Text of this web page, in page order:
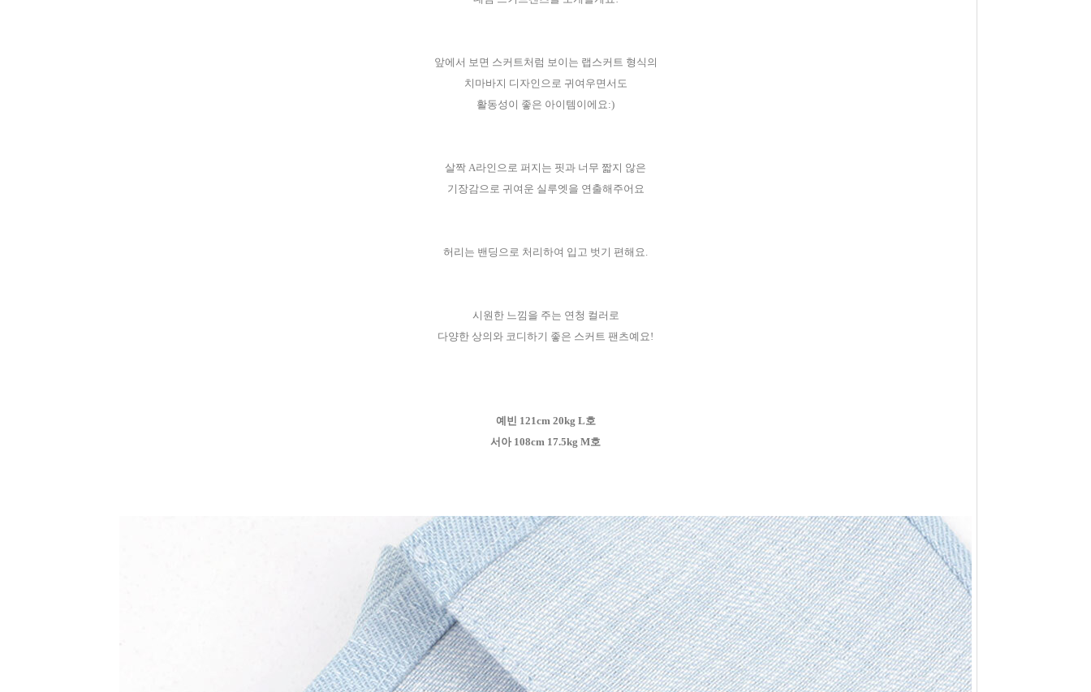
앞에서 보면 스커트처럼 보이는 랩스커트 형식의
치마바지 디자인으로 귀여우면서도
활동성이 좋은 아이템이에요:)
살짝 A라인으로 퍼지는 핏과 너무 짧지 않은
기장감으로 귀여운 실루엣을 연출해주어요
허리는 밴딩으로 처리하여 입고 벗기 편해요.
시원한 느낌을 주는 연청 컬러로
다양한 상의와 코디하기 좋은 스커트 팬츠예요!
예빈 121cm 20kg L호
서아 108cm 17.5kg M호